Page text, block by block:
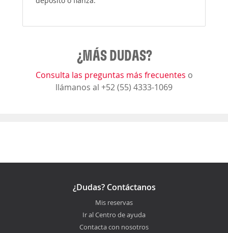
¿MÁS DUDAS?
Consulta las preguntas más frecuentes o
llámanos al +52 (55) 4333-1069
¿Dudas? Contáctanos
Mis reservas
Ir al Centro de ayuda
Contacta con nosotros